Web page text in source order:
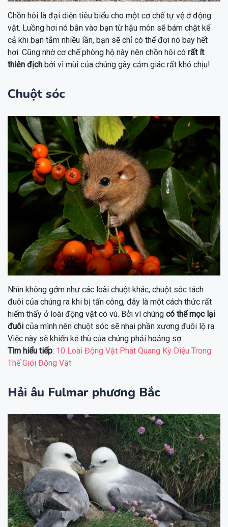
Chồn hôi là đại diện tiêu biểu cho một cơ chế tự vệ ở động
vật. Luồng hơi nó bắn vào bạn từ hậu môn sẽ bám chặt kể
cả khi bạn tắm nhiều lần, bạn sẽ chỉ có thể đợi nó bay hết
hơi. Cũng nhờ cơ chế phòng hộ này nên chồn hôi có rất ít
thiên địch bởi vì mùi của chúng gây cảm giác rất khó chịu!
Chuột sóc
Nhìn không gớm như các loài chuột khác, chuột sóc tách
đuôi của chúng ra khi bị tấn công, đây là một cách thức rất
hiếm thấy ở loài động vật có vú. Bởi vì chúng có thể mọc lại
đuôi của mình nên chuột sóc sẽ nhai phần xương đuôi lộ ra.
Việc này sẽ khiến kẻ thù của chúng phải hoảng sợ.
Tìm hiểu tiếp: 10 Loài Động Vật Phát Quang Kỳ Diệu Trong
Thế Giới Động Vật
Hải âu Fulmar phương Bắc